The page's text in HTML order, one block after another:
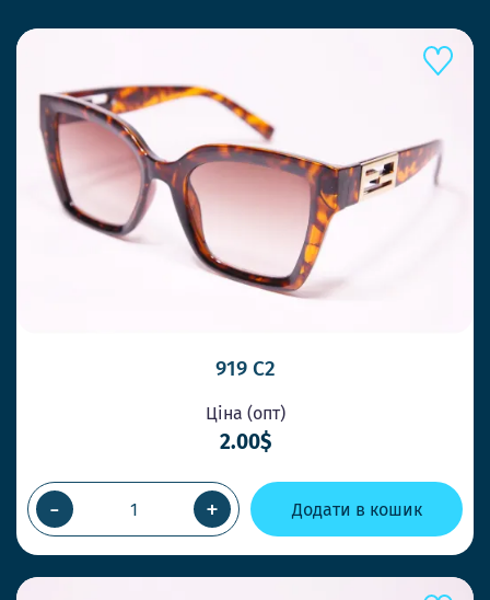
919 C2
Ціна (опт)
2.00$
- + Додати в кошик